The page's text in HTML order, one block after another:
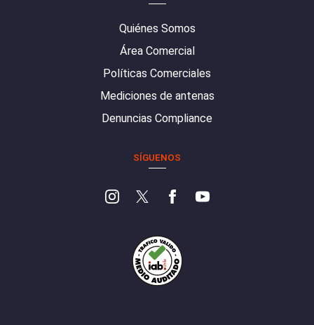
Quiénes Somos
Área Comercial
Políticas Comerciales
Mediciones de antenas
Denuncias Compliance
SÍGUENOS